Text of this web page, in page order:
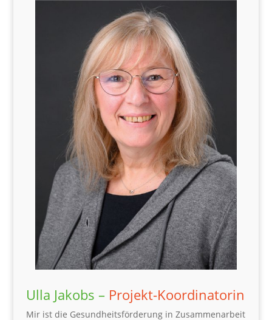
Ulla Jakobs – Projekt-Koordinatorin
Mir ist die Gesundheitsförderung in Zusammenarbeit